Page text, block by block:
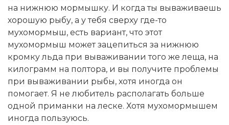
на нижнюю мормышку. И когда ты вываживаешь
хорошую рыбу, а у тебя сверху где-то
мухомормыш, есть вариант, что этот
мухомормыш может зацепиться за нижнюю
кромку льда при вываживании того же леща, на
килограмм на полтора, и вы получите проблемы
при вываживании рыбы, хотя иногда он
помогает. Я не любитель располагать больше
одной приманки на леске. Хотя мухомормышем
иногда пользуюсь.